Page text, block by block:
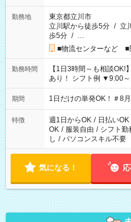
勤務地
東京都立川市
立川駅から徒歩5分 / 立
歩5分 / …
■物流センターなど ■
勤務時間
【1日3時間～も相談OK!
あり！ シフト例 ▼9:00
▼18:00～21:00
期間 1日だけの単発OK！＃8
特徴 週1日からOK / 日払いOK
OK / 服装自由 / シフト勤
し / パソコンスキル不要
気になる！